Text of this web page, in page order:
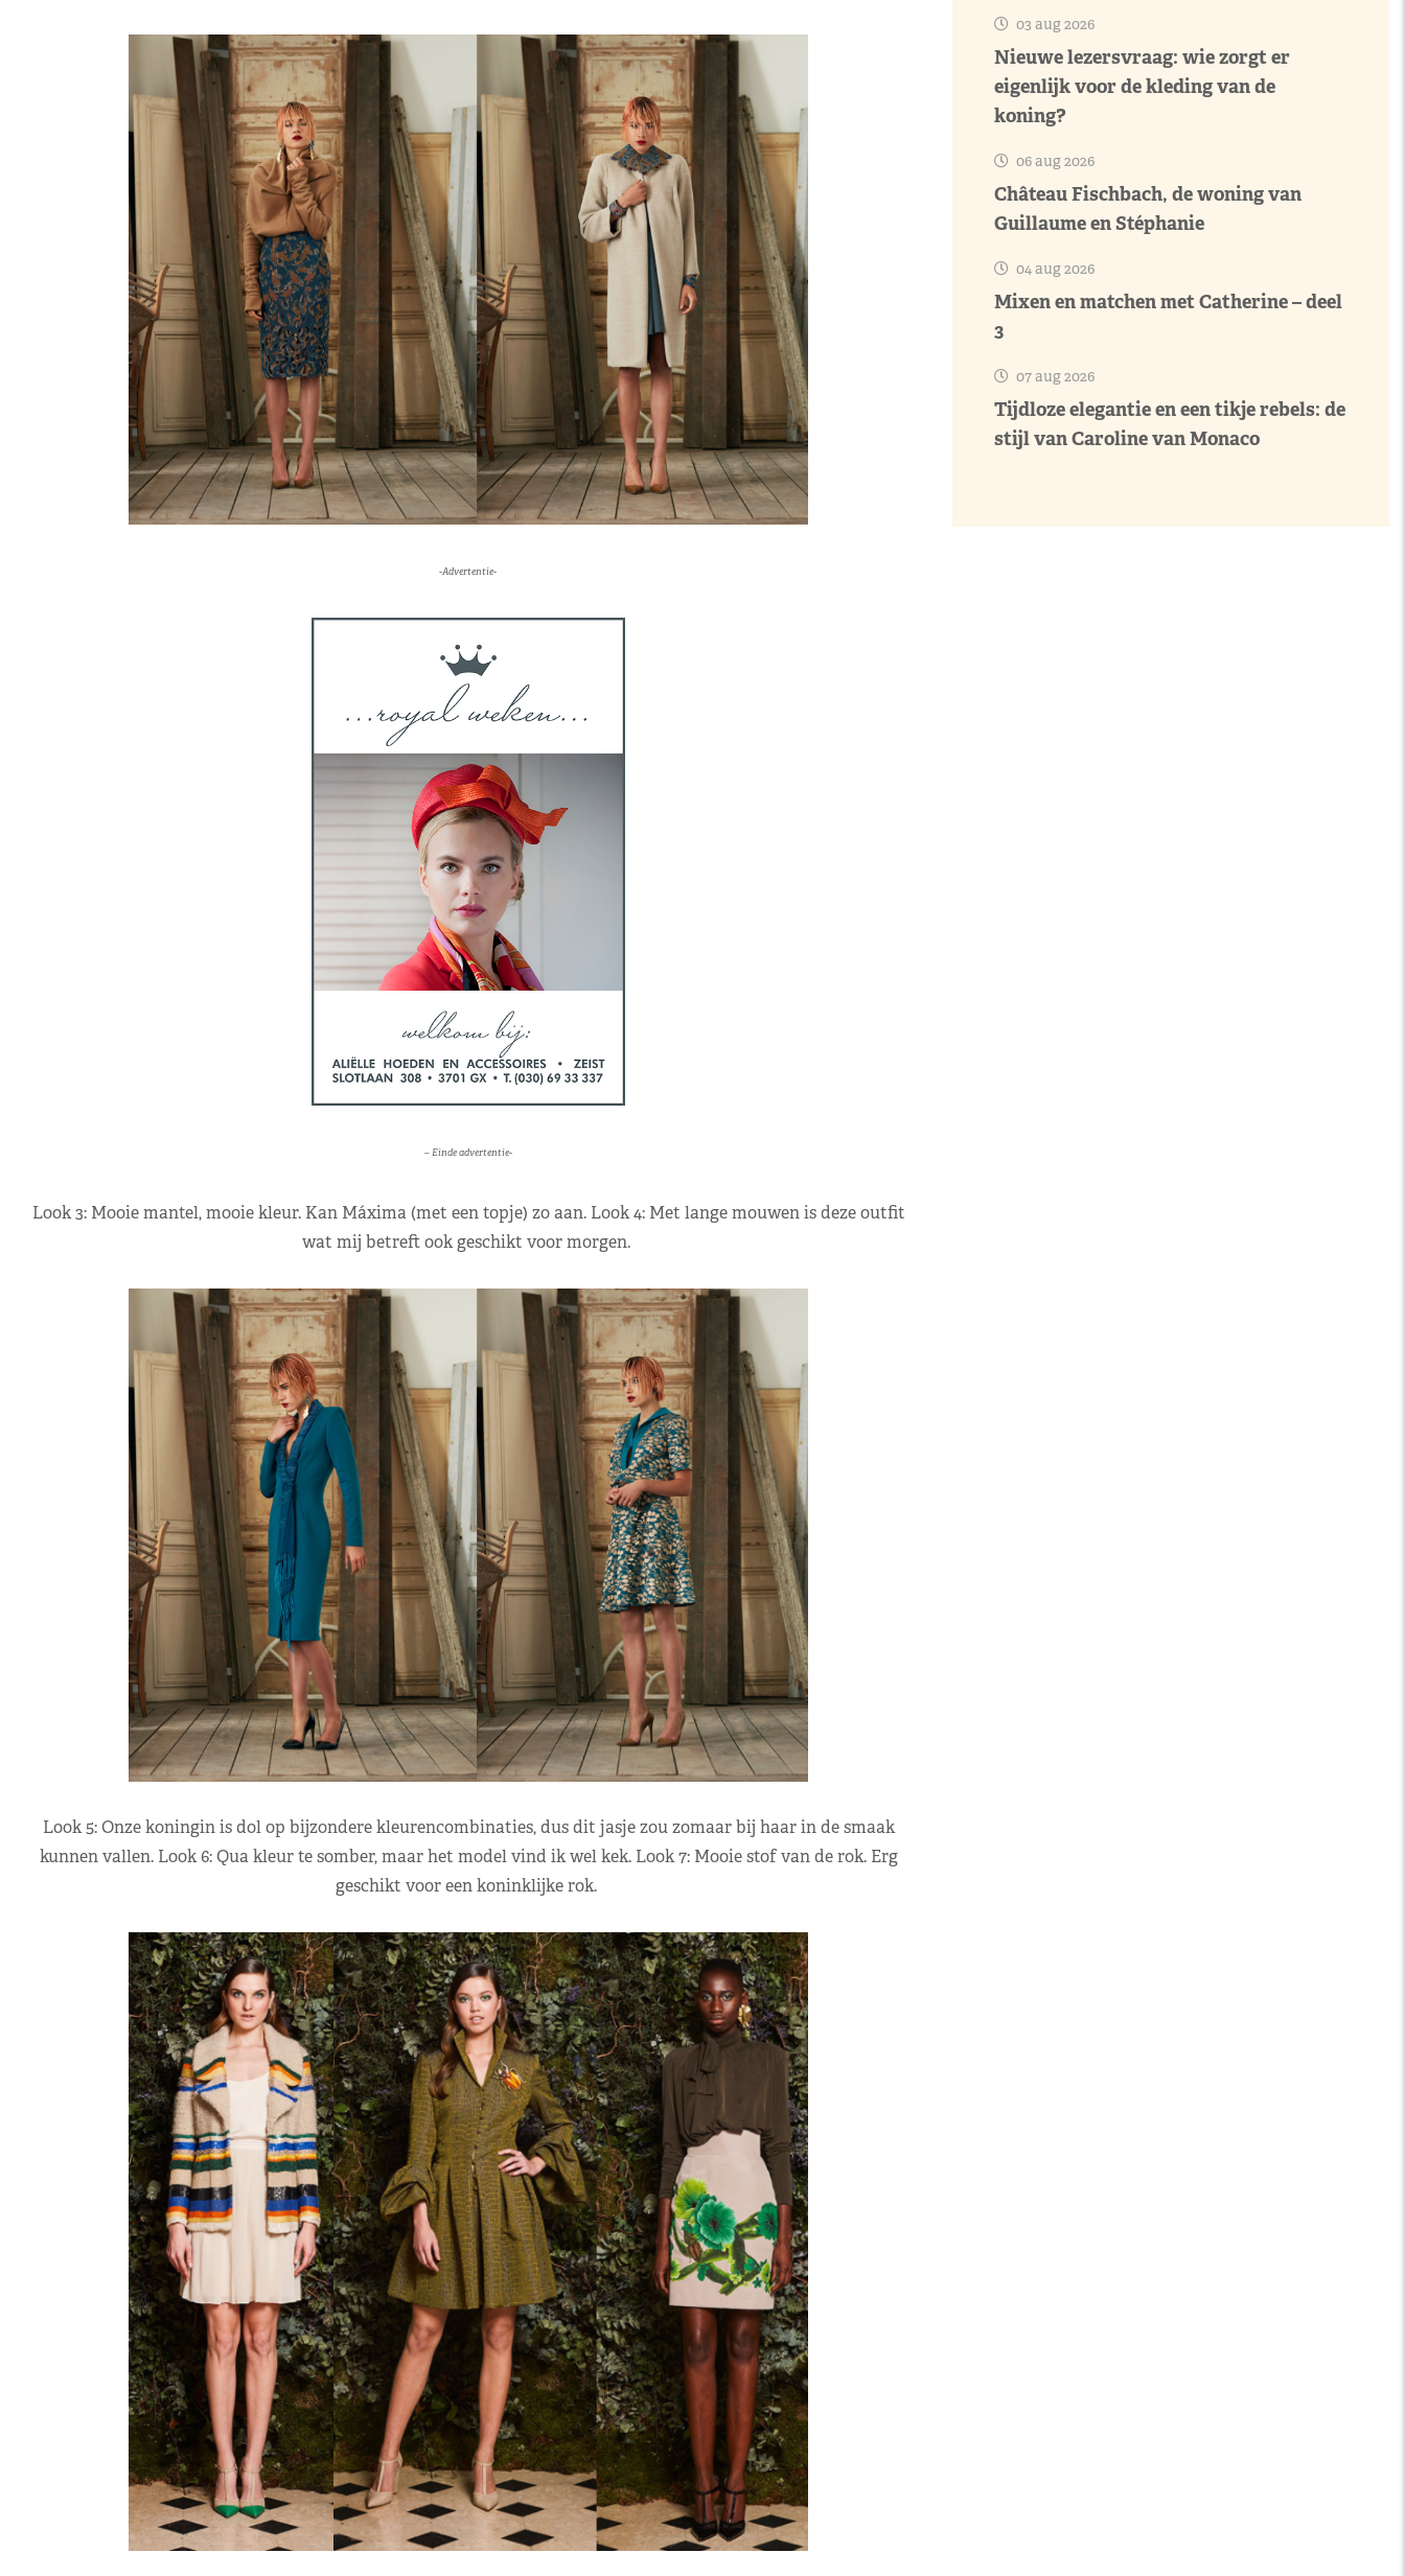
-Advertentie-
– Einde advertentie-
Look 3: Mooie mantel, mooie kleur. Kan Máxima (met een topje) zo aan. Look 4: Met lange mouwen is deze outfit
wat mij betreft ook geschikt voor morgen.
Look 5: Onze koningin is dol op bijzondere kleurencombinaties, dus dit jasje zou zomaar bij haar in de smaak
kunnen vallen. Look 6: Qua kleur te somber, maar het model vind ik wel kek. Look 7: Mooie stof van de rok. Erg
geschikt voor een koninklijke rok.
03 aug 2026
Nieuwe lezersvraag: wie zorgt er
eigenlijk voor de kleding van de
koning?
06 aug 2026
Château Fischbach, de woning van
Guillaume en Stéphanie
04 aug 2026
Mixen en matchen met Catherine – deel
3
07 aug 2026
Tijdloze elegantie en een tikje rebels: de
stijl van Caroline van Monaco